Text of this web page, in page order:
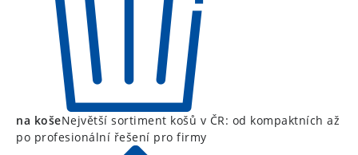
na košeNejvětší sortiment košů v ČR: od kompaktních až
po profesionální řešení pro firmy